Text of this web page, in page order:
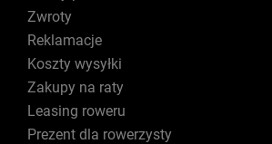
Zwroty
Reklamacje
Koszty wysyłki
Zakupy na raty
Leasing roweru
Prezent dla rowerzysty